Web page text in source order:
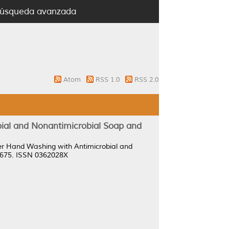
avanzada
Atom RSS 1.0 RSS 2.0
and Nonantimicrobial Soap and
Hand Washing with Antimicrobial and
ISSN 0362028X